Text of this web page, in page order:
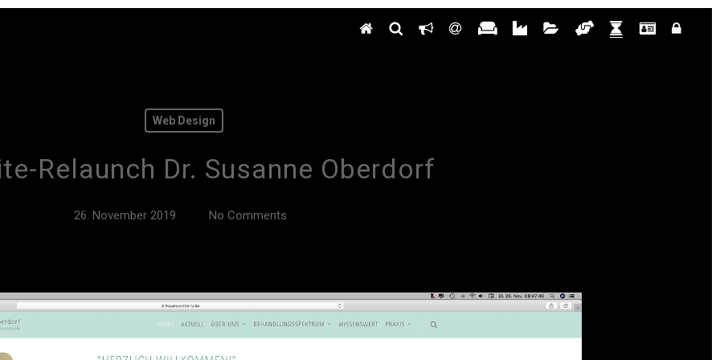
Web Design
Relaunch Dr. Susanne Oberdorf
26. November 2019 No Comments